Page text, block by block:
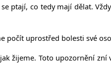
ptají, co tedy mají dělat.
počít uprostřed bolesti své
žijeme. Toto upozornění